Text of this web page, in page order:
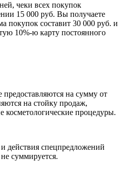
чеки всех покупок
15 000 руб. Вы получаете
покупок составит 30 000 руб. и
10%-ю карту постоянного
на сумму от
на стойку продаж,
косметологические процедуры.
действия спецпредложений
суммируется.